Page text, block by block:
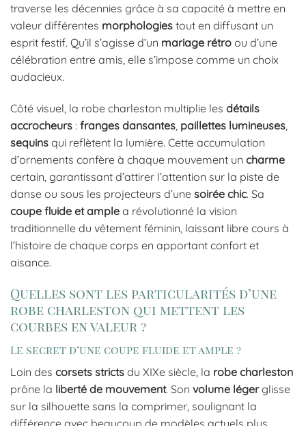
traverse les décennies grâce à sa capacité à mettre en
valeur différentes morphologies tout en diffusant un
esprit festif. Qu’il s’agisse d’un mariage rétro ou d’une
célébration entre amis, elle s’impose comme un choix
audacieux.
Côté visuel, la robe charleston multiplie les détails
accrocheurs : franges dansantes paillettes lumineuses
sequins qui reflètent la lumière. Cette accumulation
d’ornements confère à chaque mouvement un charme
certain, garantissant d’attirer l’attention sur la piste de
danse ou sous les projecteurs d’une soirée chic. Sa
coupe fluide et ample a révolutionné la vision
traditionnelle du vêtement féminin, laissant libre cours à
l’histoire de chaque corps en apportant confort et
aisance.
Quelles sont les particularités d’une
robe charleston qui mettent les
courbes en valeur ?
Le secret d’une coupe fluide et ample ?
Loin des corsets stricts du XIXe siècle, la robe charleston
prône la liberté de mouvement. Son volume légerglisse
sur la silhouette sans la comprimer, soulignant la
différence avec beaucoup de modèles actuels plus